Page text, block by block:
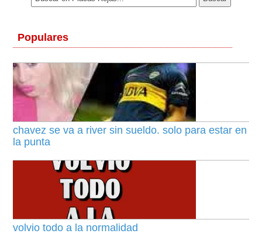
Populares
chavez se va a river sin sueldo. solo para estar en
la punta
volvio todo a la normalidad